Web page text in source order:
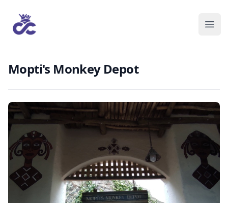
Mopti's Monkey Depot